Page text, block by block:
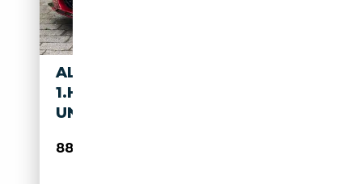
ALPINA B4 3.0 ALLRAD GT
1.HAND GARANTIE H&K
UNFALLFREI
88 995€